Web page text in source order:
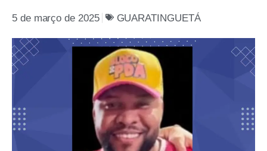
5 de março de 2025 GUARATINGUETÁ